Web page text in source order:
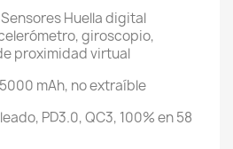
SensoresHuella digital
giroscopio,
proximidad virtual
mAh, no extraíble
PD3.0, QC3, 100% en 58